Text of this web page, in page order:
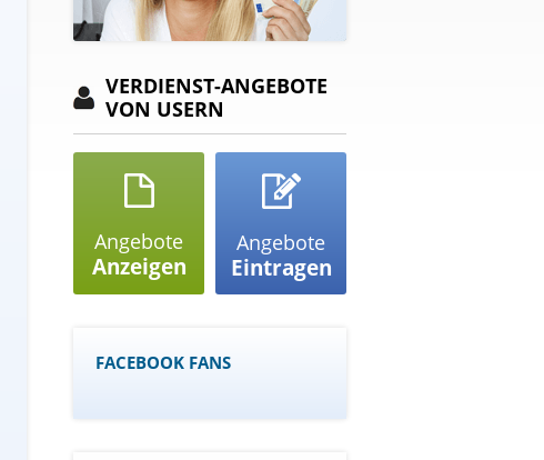
VERDIENST-ANGEBOTE
VON USERN
Angebote
Anzeigen
Angebote
Eintragen
FACEBOOK FANS